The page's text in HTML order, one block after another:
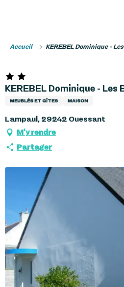
Accueil KEREBEL Dominique -
KEREBEL Dominique - Les
MEUBLÉS ET GÎTES MAISON
Lampaul, 29242 Ouessant
M'y rendre
Partager